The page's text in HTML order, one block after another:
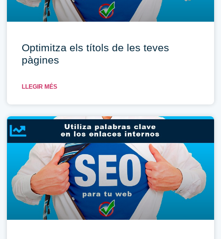
Optimitza els títols de les teves
pàgines
LLEGIR MÉS